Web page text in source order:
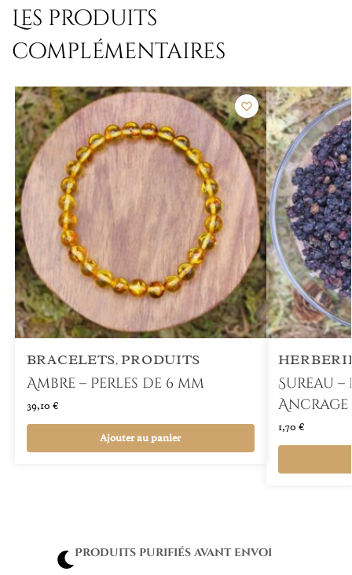
Les produits
complémentaires
BRACELETS, PRODUITS
Ambre – Perles de 6 mm
39,10 €
Ajouter au panier
Sureau
Ancrage
1,70 €
Produits purifiés avant envoi